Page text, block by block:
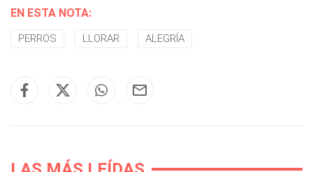
EN ESTA NOTA:
PERROS LLORAR ALEGRÍA